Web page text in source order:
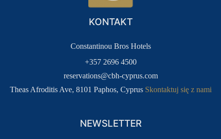
KONTAKT
Constantinou Bros Hotels
+357 2696 4500
reservations@cbh-cyprus.com
Theas Afroditis Ave, 8101 Paphos, Cyprus Skontaktuj się z nami
NEWSLETTER